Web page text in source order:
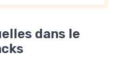
dans le